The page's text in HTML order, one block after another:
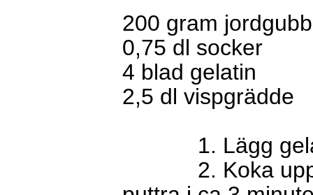
200 gram
0,75 dl socker
4 blad gelatin
2,5 dl vispgrädde
1. Lägg
2. Koka upp